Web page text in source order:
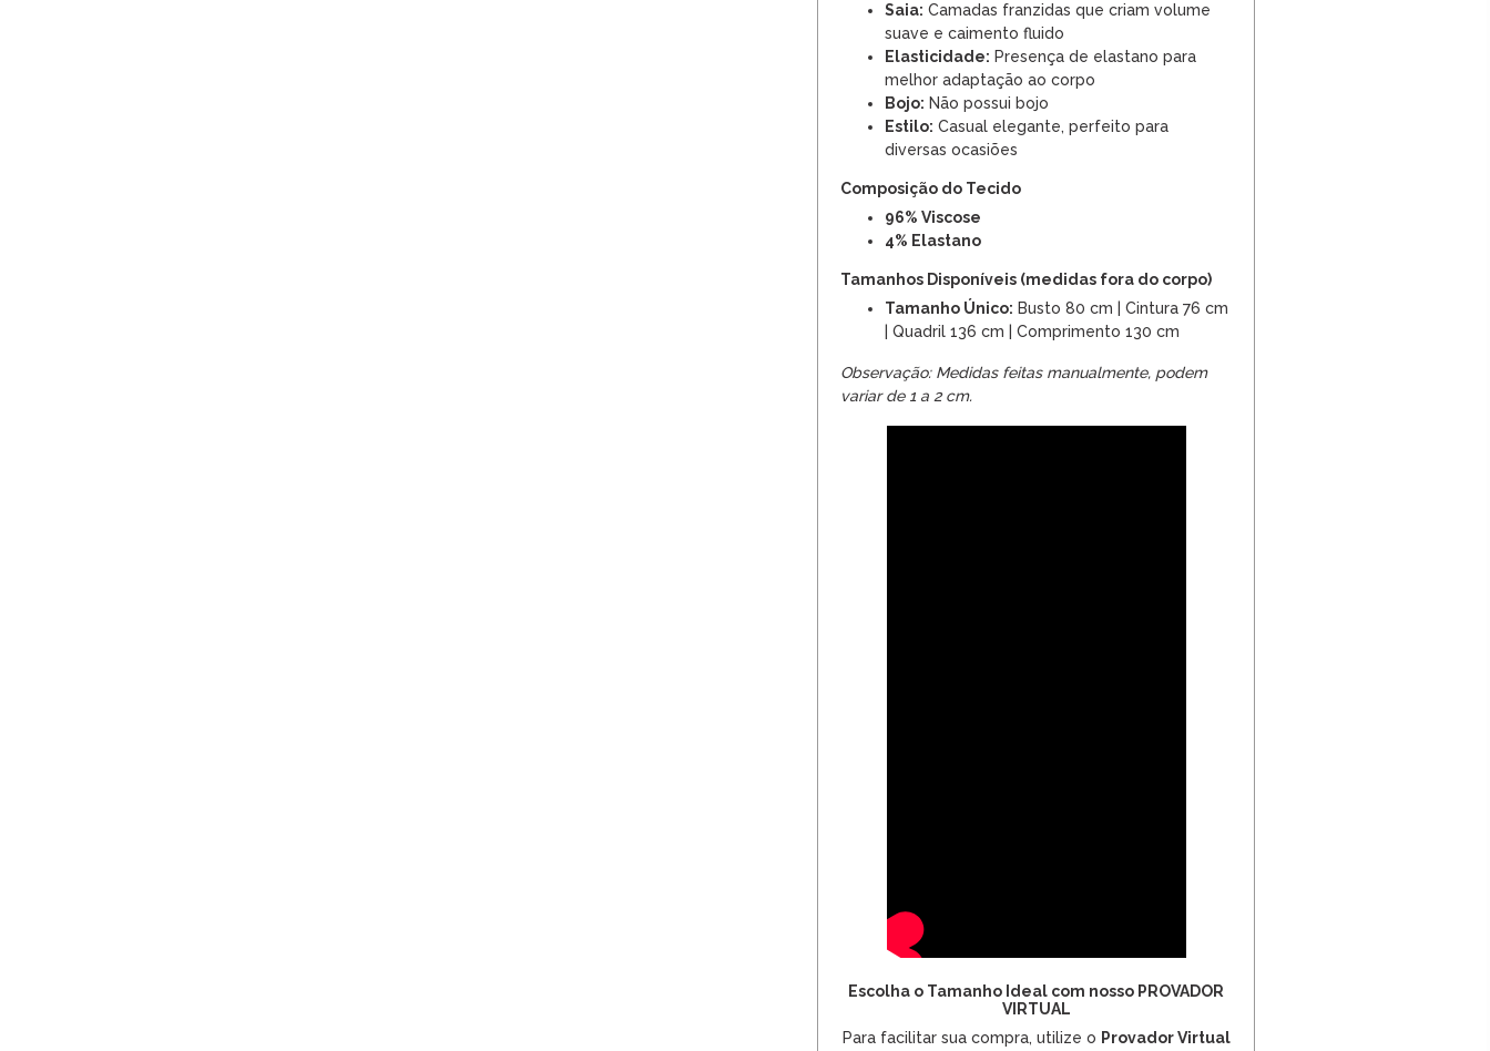
Saia: Camadas franzidas que criam volume
suave e caimento fluido
Elasticidade: Presença de elastano para
melhor adaptação ao corpo
Bojo: Não possui bojo
Estilo: Casual elegante, perfeito para
diversas ocasiões
Composição do Tecido
96% Viscose
4% Elastano
Tamanhos Disponíveis (medidas fora do corpo)
Tamanho Único: Busto 80 cm | Cintura 76 cm
| Quadril 136 cm | Comprimento 130 cm
Observação: Medidas feitas manualmente, podem
variar de 1 a 2 cm.
Escolha o Tamanho Ideal com nosso PROVADOR
VIRTUAL
Para facilitar sua compra, utilize o Provador Virtual